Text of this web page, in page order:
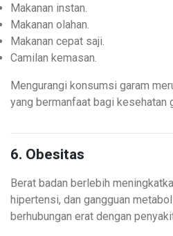
Makanan instan.
Makanan olahan.
Makanan cepat saji.
Camilan kemasan.
Mengurangi konsumsi garam
yang bermanfaat bagi kesehatan
6. Obesitas
Berat badan berlebih
hipertensi, dan gangguan
berhubungan erat dengan